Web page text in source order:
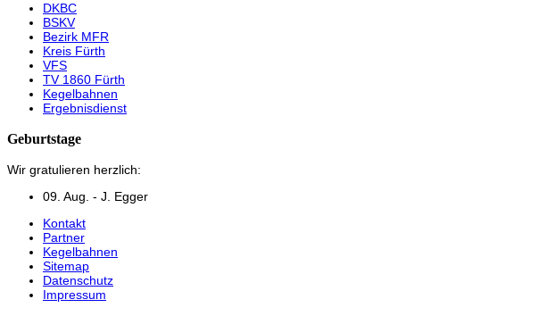
DKBC
BSKV
Bezirk MFR
Kreis Fürth
VFS
TV 1860 Fürth
Kegelbahnen
Ergebnisdienst
Geburtstage
Wir gratulieren herzlich:
09. Aug. - J. Egger
Kontakt
Partner
Kegelbahnen
Sitemap
Datenschutz
Impressum